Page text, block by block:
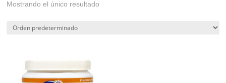
Mostrando el único resultado